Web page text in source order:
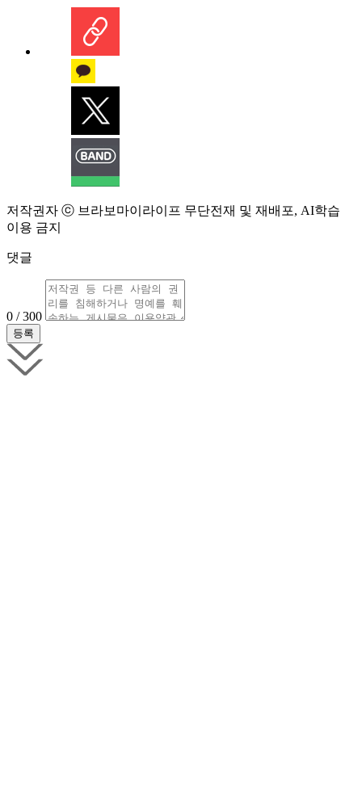
저작권자 ⓒ 브라보마이라이프 무단전재 및 재배포, AI학습
이용 금지
댓글
0 / 300